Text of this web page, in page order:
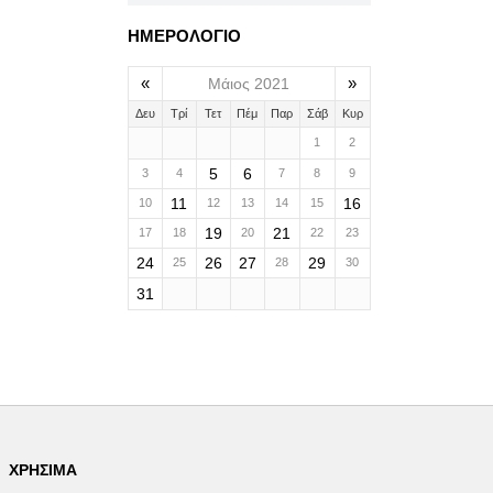
ΗΜΕΡΟΛΟΓΙΟ
« Μάιος 2021 »
Δευ Τρί Τετ Πέμ Παρ Σάβ Κυρ
1 2
3 4 5 6 7 8 9
10 11 12 13 14 15 16
17 18 19 20 21 22 23
24 25 26 27 28 29 30
31
ΧΡΉΣΙΜΑ